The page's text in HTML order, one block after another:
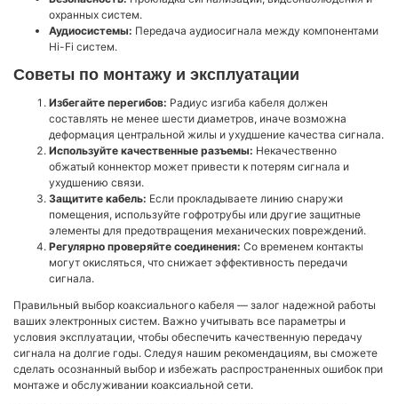
охранных систем.
Аудиосистемы: Передача аудиосигнала между компонентами
Hi-Fi систем.
Советы по монтажу и эксплуатации
Избегайте перегибов: Радиус изгиба кабеля должен
составлять не менее шести диаметров, иначе возможна
деформация центральной жилы и ухудшение качества сигнала.
Используйте качественные разъемы: Некачественно
обжатый коннектор может привести к потерям сигнала и
ухудшению связи.
Защитите кабель: Если прокладываете линию снаружи
помещения, используйте гофротрубы или другие защитные
элементы для предотвращения механических повреждений.
Регулярно проверяйте соединения: Со временем контакты
могут окисляться, что снижает эффективность передачи
сигнала.
Правильный выбор коаксиального кабеля — залог надежной работы
ваших электронных систем. Важно учитывать все параметры и
условия эксплуатации, чтобы обеспечить качественную передачу
сигнала на долгие годы. Следуя нашим рекомендациям, вы сможете
сделать осознанный выбор и избежать распространенных ошибок при
монтаже и обслуживании коаксиальной сети.